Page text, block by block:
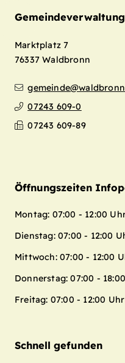
Marktplatz 7
76337 Waldbronn
07243 609-0
07243 609-89
Öffnungszeiten
Montag: 07:00 - 12:00
Dienstag: 07:00 - 12:00
Mittwoch: 07:00 - 12:00
Donnerstag: 07:00 -
Freitag: 07:00 - 12:00 Uhr
Schnell gefunden